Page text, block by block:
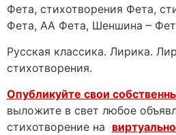
Фета, стихотворения Фета,
Фета, АА Фета, Шеншина –
Русская классика. Лирика.
стихотворения.
Опубликуйте свои
выложите в свет любое
стихотворение на